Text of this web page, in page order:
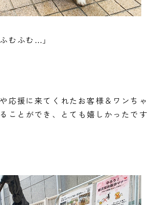
むふむ…」
応援に来てくれたお客様＆ワンちゃ
ことができ、とても嬉しかったです